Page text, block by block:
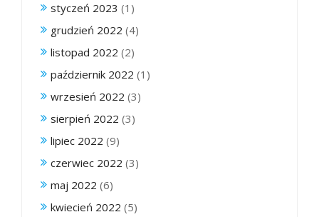
styczeń 2023 (1)
grudzień 2022 (4)
listopad 2022 (2)
październik 2022 (1)
wrzesień 2022 (3)
sierpień 2022 (3)
lipiec 2022 (9)
czerwiec 2022 (3)
maj 2022 (6)
kwiecień 2022 (5)